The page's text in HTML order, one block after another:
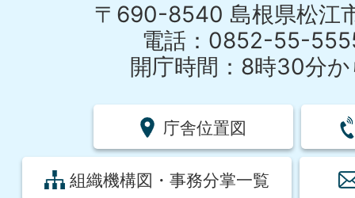
〒690-8540 島根県松江
電話：0852-55-
開庁時間：8時30分
庁舎位置図
組織機構図・事務分掌一覧